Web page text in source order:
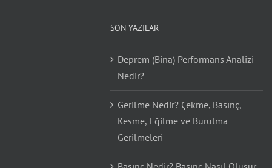
SON YAZILAR
Deprem (Bina) Performans Analizi
Nedir?
Gerilme Nedir? Çekme, Basınç,
Kesme, Eğilme ve Burulma
Gerilmeleri